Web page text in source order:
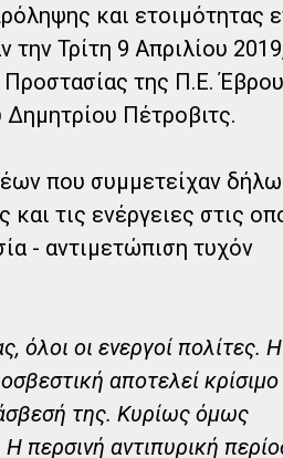
και ετοιμότητας
την Τρίτη 9 Απριλίου
Προστασίας της Π.Ε.
Πέτροβιτς.
που συμμετείχαν
τις ενέργειες στις
- αντιμετώπιση τυχόν
όλοι οι ενεργοί πολίτες.
αποτελεί
της. Κυρίως όμως
περσινή αντιπυρική